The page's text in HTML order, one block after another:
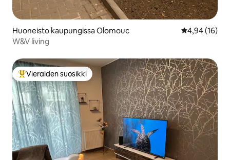
Huoneisto kaupungissa Olomouc
4,94 (16)
W&V living
Vieraiden suosikkien parhaimmistoa
Vieraiden suosikki